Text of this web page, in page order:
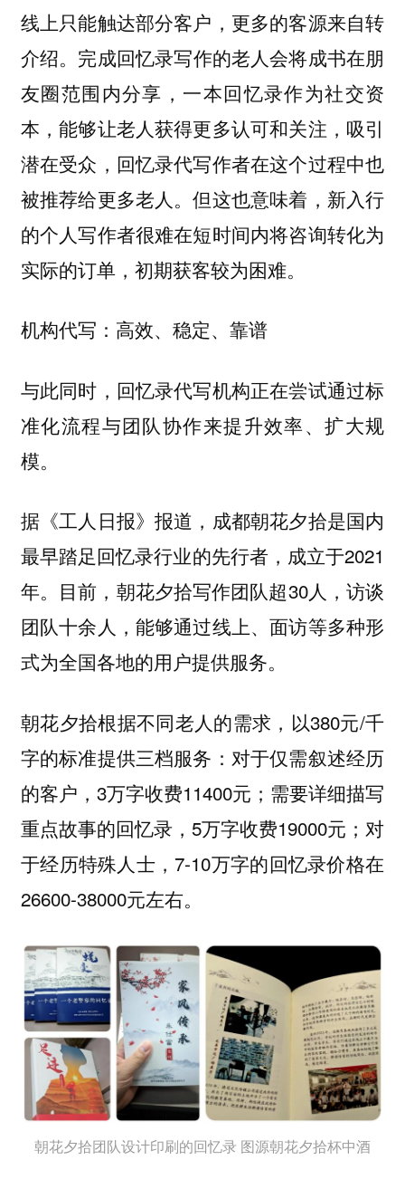
线上只能触达部分客户，更多的客源来自转
介绍。完成回忆录写作的老人会将成书在朋
友圈范围内分享，一本回忆录作为社交资
本，能够让老人获得更多认可和关注，吸引
潜在受众，回忆录代写作者在这个过程中也
被推荐给更多老人。但这也意味着，新入行
的个人写作者很难在短时间内将咨询转化为
实际的订单，初期获客较为困难。
机构代写：高效、稳定、靠谱
与此同时，回忆录代写机构正在尝试通过标
准化流程与团队协作来提升效率、扩大规
模。
据《工人日报》报道，成都朝花夕拾是国内
最早踏足回忆录行业的先行者，成立于2021
年。目前，朝花夕拾写作团队超30人，访谈
团队十余人，能够通过线上、面访等多种形
式为全国各地的用户提供服务。
朝花夕拾根据不同老人的需求，以380元/千
字的标准提供三档服务：对于仅需叙述经历
的客户，3万字收费11400元；需要详细描写
重点故事的回忆录，5万字收费19000元；对
于经历特殊人士，7-10万字的回忆录价格在
26600-38000元左右。
朝花夕拾团队设计印刷的回忆录 图源朝花夕拾杯中酒